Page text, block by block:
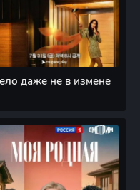
даже не в измене